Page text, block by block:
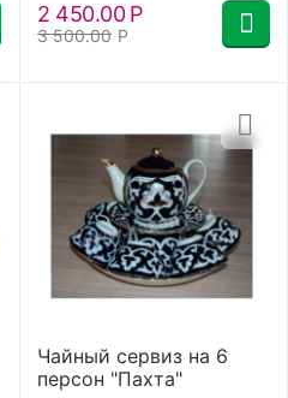
3 500.00 Р
2 450.00 Р
Чайный сервиз на 6
персон "Пахта"